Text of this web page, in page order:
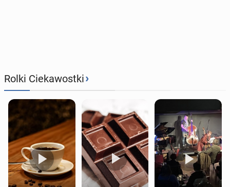
Rolki Ciekawostki›